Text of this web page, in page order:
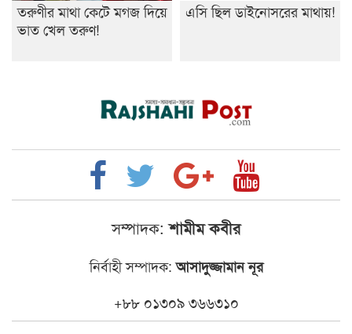
তরুণীর মাথা কেটে মগজ দিয়ে
ভাত খেল তরুণ!
এসি ছিল ডাইনোসরের মাথায়!
সম্পাদক: শামীম কবীর
নির্বাহী সম্পাদক:আসাদুজ্জামান নূর
+৮৮ ০১৩০৯ ৩৬৬৩১০